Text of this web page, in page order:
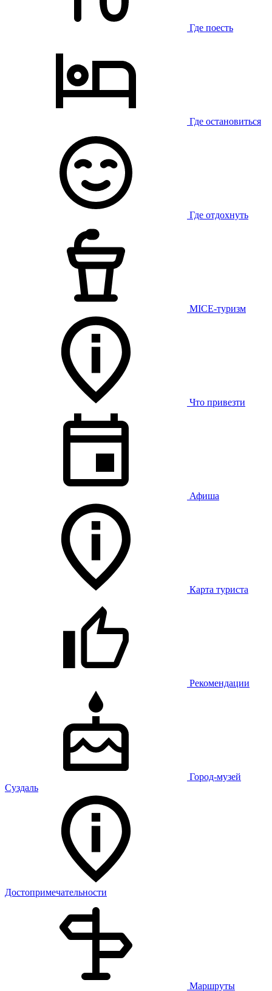
Где поесть
Где остановиться
Где отдохнуть
MICE-туризм
Что привезти
Афиша
Карта туриста
Рекомендации
Город-музей
Суздаль
Достопримечательности
Маршруты